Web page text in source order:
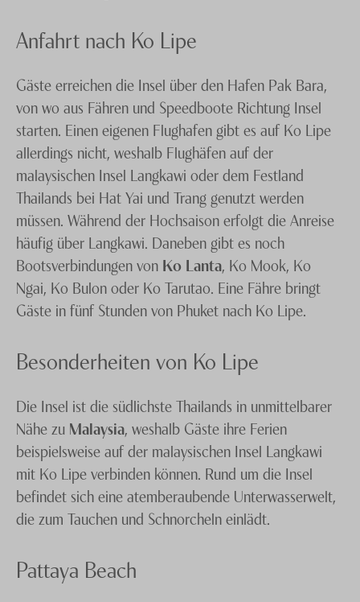
Anfahrt nach Ko Lipe
Gäste erreichen die Insel über den Hafen Pak Bara,
von wo aus Fähren und Speedboote Richtung Insel
starten. Einen eigenen Flughafen gibt es auf Ko Lipe
allerdings nicht, weshalb Flughäfen auf der
malaysischen Insel Langkawi oder dem Festland
Thailands bei Hat Yai und Trang genutzt werden
müssen. Während der Hochsaison erfolgt die Anreise
häufig über Langkawi. Daneben gibt es noch
Bootsverbindungen von Ko Lanta, Ko Mook, Ko
Ngai, Ko Bulon oder Ko Tarutao. Eine Fähre bringt
Gäste in fünf Stunden von Phuket nach Ko Lipe.
Besonderheiten von Ko Lipe
Die Insel ist die südlichste Thailands in unmittelbarer
Nähe zu Malaysia, weshalb Gäste ihre Ferien
beispielsweise auf der malaysischen Insel Langkawi
mit Ko Lipe verbinden können. Rund um die Insel
befindet sich eine atemberaubende Unterwasserwelt,
die zum Tauchen und Schnorcheln einlädt.
Pattaya Beach